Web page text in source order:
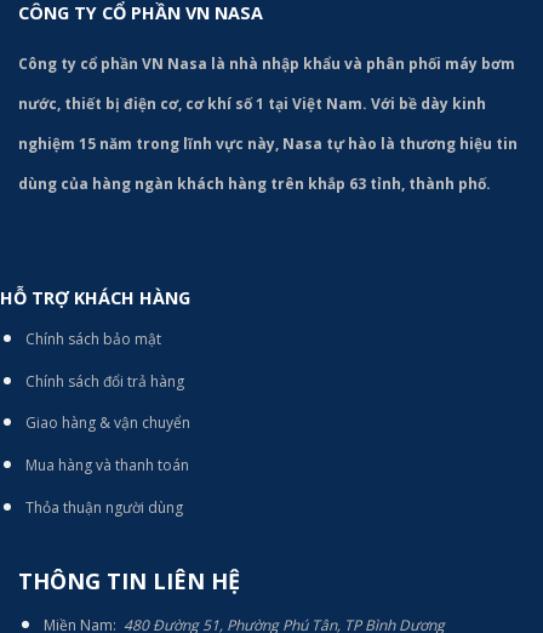
CÔNG TY CỔ PHẦN VN NASA
Công ty cổ phần VN Nasa là nhà nhập khẩu và phân phối máy bơm
nước, thiết bị điện cơ, cơ khí số 1 tại Việt Nam. Với bề dày kinh
nghiệm 15 năm trong lĩnh vực này, Nasa tự hào là thương hiệu tin
dùng của hàng ngàn khách hàng trên khắp 63 tỉnh, thành phố.
HỖ TRỢ KHÁCH HÀNG
Chính sách bảo mật
Chính sách đổi trả hàng
Giao hàng & vận chuyển
Mua hàng và thanh toán
Thỏa thuận người dùng
THÔNG TIN LIÊN HỆ
Miền Nam: 480 Đường 51, Phường Phú Tân, TP Bình Dương